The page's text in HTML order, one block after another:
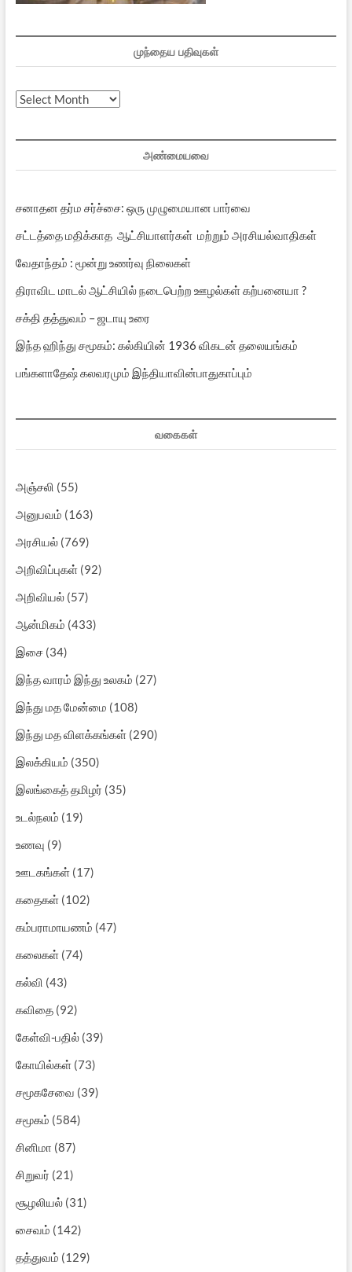
முந்தைய பதிவுகள்
முந்தைய
அண்மையவை
சனாதன தர்ம சர்ச்சை: ஒரு முழுமையான பார்வை
சட்டத்தை மதிக்காத ஆட்சியாளர்கள் மற்றும் அரசியல்வாதிகள்
வேதாந்தம் : மூன்று உணர்வு நிலைகள்
திராவிட மாடல் ஆட்சியில் நடைபெற்ற ஊழல்கள் கற்பனையா ?
சக்தி தத்துவம் – ஜடாயு உரை
இந்த ஹிந்து சமூகம்: கல்கியின் 1936 விகடன் தலையங்கம்
பங்களாதேஷ் கலவரமும் இந்தியாவின்பாதுகாப்பும்
வகைகள்
அஞ்சலி (55)
அனுபவம் (163)
அரசியல்(769)
அறிவிப்புகள்(92)
அறிவியல்(57)
ஆன்மிகம் (433)
இசை(34)
இந்த வாரம் இந்து உலகம் (27)
இந்து மத மேன்மை (108)
இந்து மத விளக்கங்கள்(290)
இலக்கியம் (350)
இலங்கைத் தமிழர் (35)
உடல்நலம் (19)
உணவு (9)
ஊடகங்கள்(17)
கதைகள்(102)
கம்பராமாயணம் (47)
கலைகள்(74)
கல்வி (43)
கவிதை(92)
கேள்வி-பதில்(39)
கோயில்கள்(73)
சமூகசேவை (39)
சமூகம் (584)
சினிமா (87)
சிறுவர் (21)
சூழலியல்(31)
சைவம் (142)
தத்துவம் (129)